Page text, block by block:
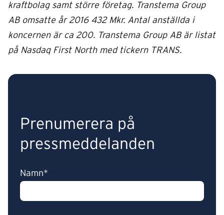
kraftbolag samt större företag. Transtema Group
AB omsatte år 2016 432 Mkr. Antal anställda i
koncernen är ca 200. Transtema Group AB är listat
på Nasdaq First North med tickern TRANS.
Prenumerera på
pressmeddelanden
Namn*